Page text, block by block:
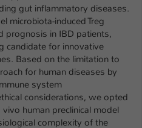
gut inflammatory diseases.
microbiota-induced Treg
prognosis in IBD patients,
candidate for innovative
Based on the limitation to
for human diseases by
system
considerations, we opted
human preclinical model
complexity of the
teilt der Webseite mit, ob
im Typo3-Backend
und Rechte besitzt diese